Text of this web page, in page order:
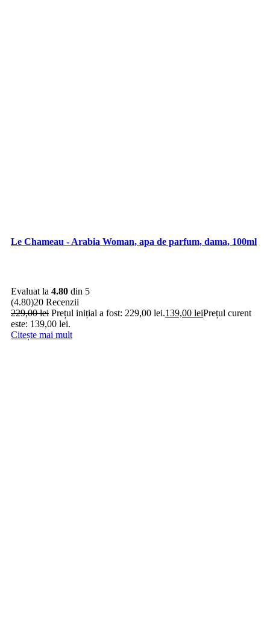
Le Chameau - Arabia Woman, apa de parfum, dama, 100ml
Evaluat la 4.80 din 5
(4.80)20 Recenzii
229,00lei Prețul inițial a fost: 229,00 lei.139,00 leiPrețul curent
este: 139,00 lei.
Citește mai mult